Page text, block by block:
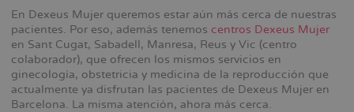
En Dexeus Mujer queremos estar aún más cerca de nuestras
pacientes. Por eso, además tenemos centros Dexeus Mujer
en Sant Cugat, Sabadell, Manresa, Reus y Vic (centro
colaborador), que ofrecen los mismos servicios en
ginecología, obstetricia y medicina de la reproducción que
actualmente ya disfrutan las pacientes de Dexeus Mujer en
Barcelona. La misma atención, ahora más cerca.